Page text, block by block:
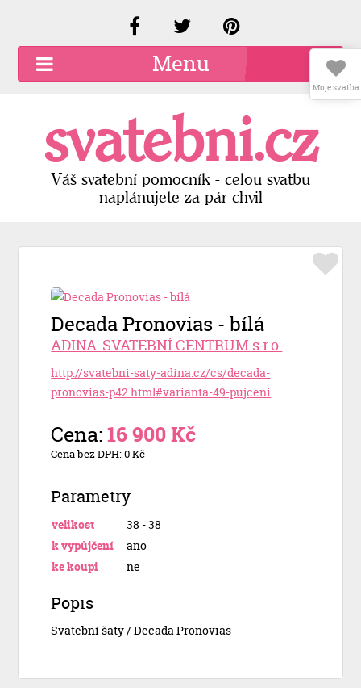
Menu
Kariéra
Kontakty
Přidat firmu
svatebni.cz
Váš svatební pomocník - celou svatbu
naplánujete za pár chvil
Decada Pronovias - bílá
ADINA-SVATEBNÍ CENTRUM s.r.o.
http://svatebni-saty-adina.cz/cs/decada-
pronovias-p42.html#varianta-49-pujceni
Cena:16 900 Kč
Cena bez DPH: 0 Kč
Parametry
velikost
38 - 38
k vypůjčení
ano
ke koupi
ne
Popis
Svatební šaty / Decada Pronovias
Moje svatba